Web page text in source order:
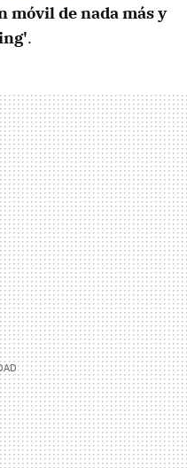
móvil de nada más y
.